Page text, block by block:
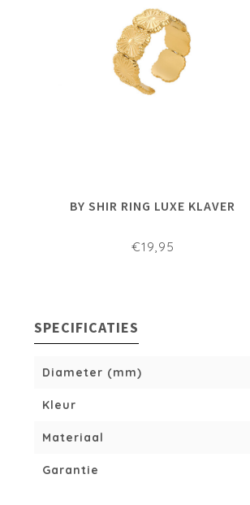
BY SHIR RING LUXE KLAVER
€19,95
SPECIFICATIES
Diameter (mm)
Kleur
Materiaal
Garantie